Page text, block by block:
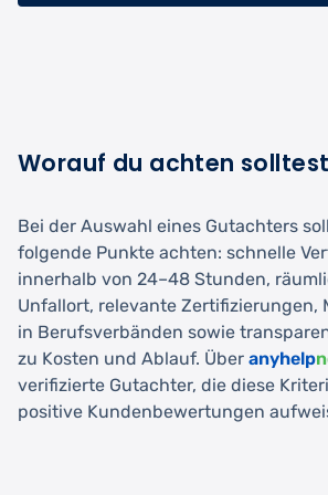
Worauf du achten solltest
Bei der Auswahl eines Gutachters
folgende Punkte achten: schnelle
innerhalb von 24–48 Stunden,
Unfallort, relevante Zertifizierungen,
in Berufsverbänden sowie
zu Kosten und Ablauf. Über anyhelp
verifizierte Gutachter, die diese
positive Kundenbewertungen